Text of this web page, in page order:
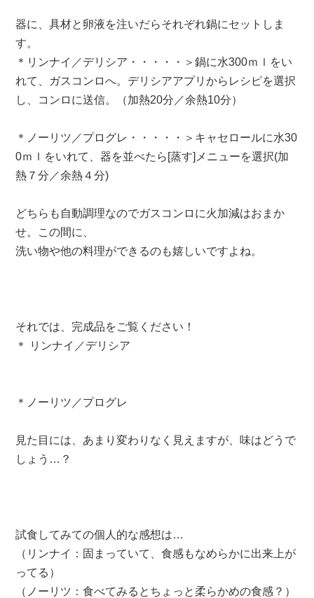
器に、具材と卵液を注いだらそれぞれ鍋にセットしま
す。
＊リンナイ／デリシア・・・・・＞鍋に水300ｍｌをい
れて、ガスコンロへ。デリシアアプリからレシピを選択
し、コンロに送信。（加熱20分／余熱10分）
＊ノーリツ／プログレ・・・・・＞キャセロールに水30
0ｍｌをいれて、器を並べたら[蒸す]メニューを選択(加
熱７分／余熱４分)
どちらも自動調理なのでガスコンロに火加減はおまか
せ。この間に、
洗い物や他の料理ができるのも嬉しいですよね。
それでは、完成品をご覧ください！
＊ リンナイ／デリシア
＊ノーリツ／プログレ
見た目には、あまり変わりなく見えますが、味はどうで
しょう…？
試食してみての個人的な感想は…
（リンナイ：固まっていて、食感もなめらかに出来上が
ってる）
（ノーリツ：食べてみるとちょっと柔らかめの食感？）